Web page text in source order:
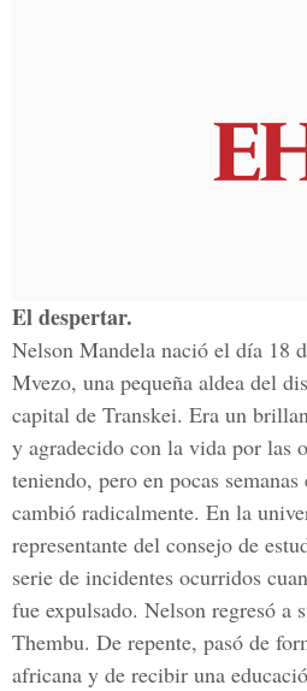
El despertar.
Nelson Mandela nació el día 18
Mvezo, una pequeña aldea del
capital de Transkei. Era un
y agradecido con la vida por las
teniendo, pero en pocas
cambió radicalmente. En la
representante del consejo de
serie de incidentes ocurridos
fue expulsado. Nelson regresó a
Thembu. De repente, pasó de
africana y de recibir una